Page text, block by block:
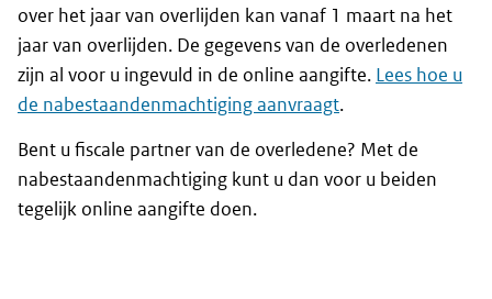
over het jaar van overlijden kan vanaf 1 maart na het
jaar van overlijden. De gegevens van de overledenen
zijn al voor u ingevuld in de online aangifte. Lees hoe u
de nabestaandenmachtiging aanvraagt.
Bent u fiscale partner van de overledene? Met de
nabestaandenmachtiging kunt u dan voor u beiden
tegelijk online aangifte doen.